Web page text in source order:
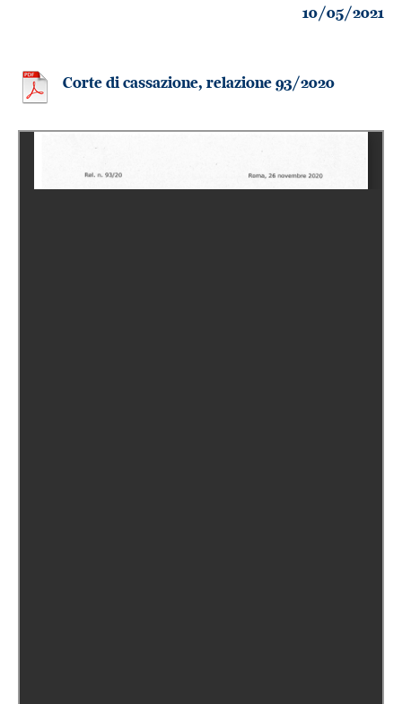
10/05/2021
Corte di cassazione, relazione 93/2020